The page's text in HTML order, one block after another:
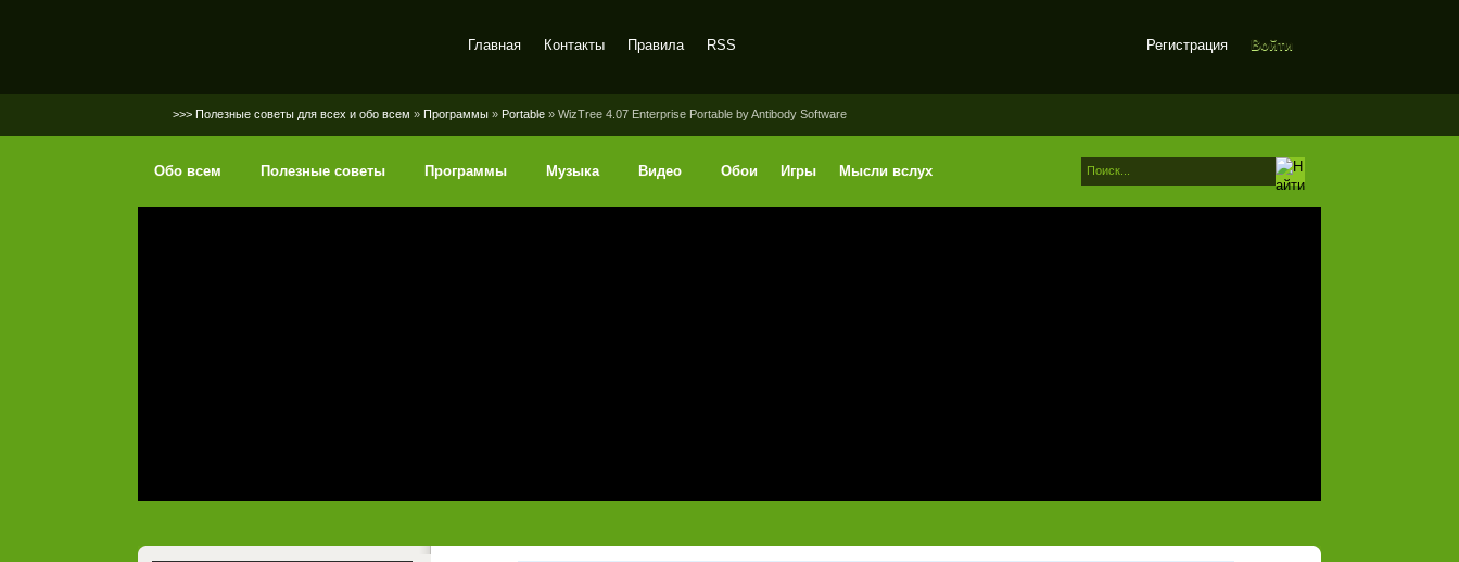
Регистрация Войти
Главная Контакты Правила RSS
>>> Полезные советы для всех и обо всем » Программы » Portable » WizTree 4.07 Enterprise Portable by Antibody Software
Обо всем Полезные советы Программы Музыка Видео Обои Игры Мысли вслух
1 2 3 4 5 6 7